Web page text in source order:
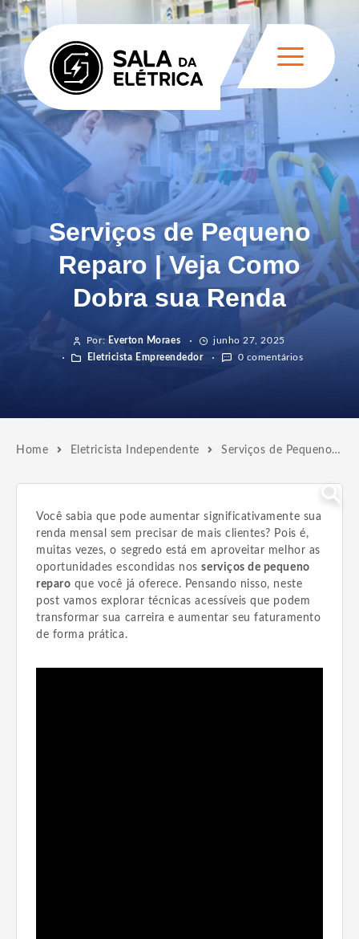
Serviços de Pequeno
Reparo | Veja Como
Dobra sua Renda
Por: Everton Moraes
junho 27, 2025
Eletricista Empreendedor
0 comentários
Home Eletricista Independente Serviços de Pequeno Reparo | Veja Como Dobra sua Renda
Você sabia que pode aumentar significativamente sua
renda mensal sem precisar de mais clientes? Pois é,
muitas vezes, o segredo está em aproveitar melhor as
oportunidades escondidas nosserviços de pequeno
reparo que você já oferece. Pensando nisso, neste
post vamos explorar técnicas acessíveis que podem
transformar sua carreira e aumentar seu faturamento
de forma prática.